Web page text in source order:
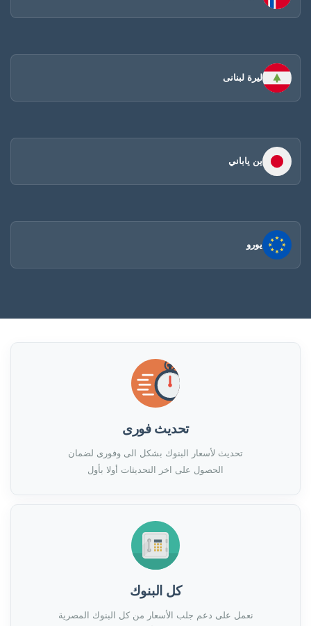
ليرة لبنانى
ين ياباني
يورو
تحديث فورى
تحديث لأسعار البنوك بشكل الى وفورى لضمان
الحصول على اخر التحديثات أولا بأول
كل البنوك
نعمل على دعم جلب الأسعار من كل البنوك المصرية